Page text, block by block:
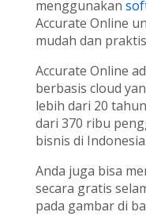
menggunakan
Accurate Online
mudah dan
Accurate Online
berbasis cloud
lebih dari 20
dari 370 ribu
bisnis di Indonesia.
Anda juga bisa
secara gratis
pada gambar di